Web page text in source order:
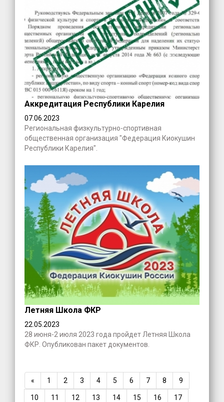
Аккредитация Республики Карелия
07.06.2023
Региональная физкультурно-спортивная
общественная организация "Федерация Киокушин
Республики Карелия".
Летняя Школа ФКР
22.05.2023
28 июня-2 июля 2023 года пройдет Летняя Школа
ФКР. Опубликован пакет документов.
« 1 2 3 4 5 6 7 8 9
10 11 12 13 14 15 16 17